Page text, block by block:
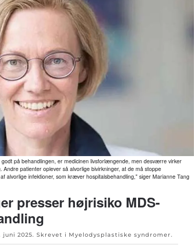
på behandlingen, er medicinen livsforlængende, men desværre virker
Andre patienter oplever så alvorlige bivirkninger, at de må stoppe
alvorlige infektioner, som kræver hospitalsbehandling," siger Marianne Tang
presser højrisiko MDS-
juni 2025. Skrevet i Myelodysplastiske syndromer.